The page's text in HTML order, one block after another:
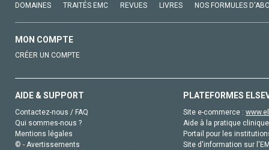
DOMAINES TRAITÉS EMC REVUES LIVRES NOS FORMULES
MON COMPTE
CRÉER UN COMPTE
AIDE & SUPPORT
Contactez-nous / FAQ
Qui sommes-nous ?
Mentions légales
© - Avertissements
PLATEFORMES
Site e-commerce :
Aide à la pratique
Portail pour les
Site d'information sur